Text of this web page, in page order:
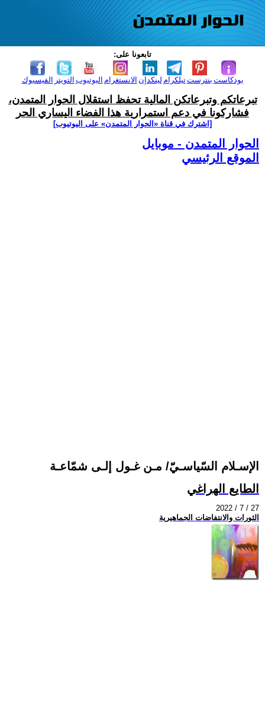
تابعونا على:
الفيسبوك التويتر اليوتيوب الانستغرام لينكدإن تيلكرامبنترست بودكاست
تبرعاتكم وتبرعاتكن المالية تحفظ استقلال الحوار المتمدن،
فشاركونا في دعم استمرارية هذا الفضاء اليساري الحر
[اشترك في قناة ‫«الحوار المتمدن» على اليوتيوب]
الحوار المتمدن - موبايل
الموقع الرئيسي
الإسـلام السّياسـيّ/ مـن غـول إلـى شمّاعـة
الطايع الهراغي
2022 / 7 / 27
الثورات والانتفاضات الجماهيرية